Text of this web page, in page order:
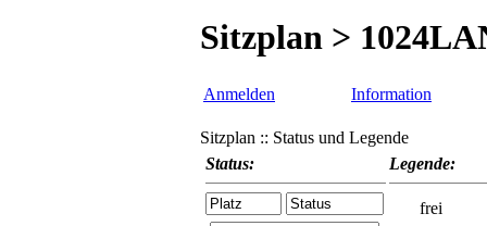
Sitzplan >
Anmelden Information
Sitzplan :: Status und Legende
Status:
Legende:
frei